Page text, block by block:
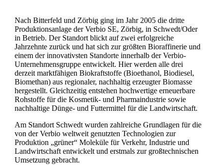
Nach Bitterfeld und Zörbig ging im Jahr 2005 die dritte
Produktionsanlage der Verbio SE, Zörbig, in Schwedt/Oder
in Betrieb. Der Standort blickt auf zwei erfolgreiche
Jahrzehnte zurück und hat sich zur größten Bioraffinerie und
einem der innovativsten Standorte innerhalb der Verbio-
Unternehmensgruppe entwickelt. Hier werden alle drei
derzeit marktfähigen Biokraftstoffe (Bioethanol, Biodiesel,
Biomethan) aus regionaler, nachhaltig erzeugter Biomasse
hergestellt. Gleichzeitig entstehen hochwertige erneuerbare
Rohstoffe für die Kosmetik- und Pharmaindustrie sowie
nachhaltige Dünge- und Futtermittel für die Landwirtschaft.
Am Standort Schwedt wurden zahlreiche Grundlagen für die
von der Verbio weltweit genutzten Technologien zur
Produktion „grüner“ Moleküle für Verkehr, Industrie und
Landwirtschaft entwickelt und erstmals zur großtechnischen
Umsetzung gebracht.